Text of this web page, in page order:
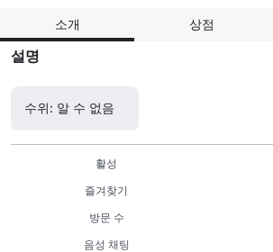
소개 상점
설명
수위: 알 수 없음
활성
즐겨찾기
방문 수
음성 채팅